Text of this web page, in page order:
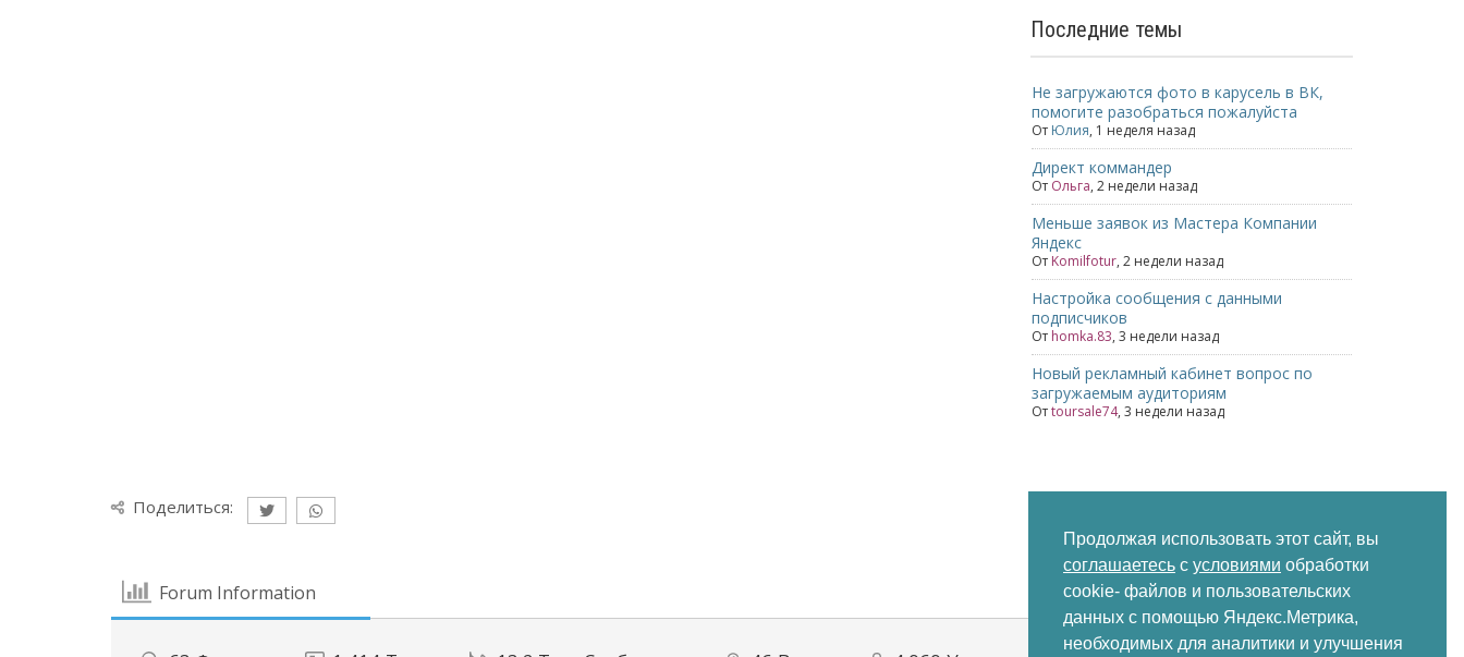
Последние темы
Не загружаются фото в карусель в ВК,
помогите разобраться пожалуйста
От Юлия, 1 неделя назад
Директ коммандер
От Ольга, 2 недели назад
Меньше заявок из Мастера Компании
Яндекс
От Komilfotur, 2 недели назад
Настройка сообщения с данными
подписчиков
От homka.83, 3 недели назад
Новый рекламный кабинет вопрос по
загружаемым аудиториям
Отtoursale74, 3 недели назад
Поделиться:
Forum Information Последние Непрочитанные Метки
Продолжая использовать этот сайт, вы
соглашаетесь с условиями обработки
cookie- файлов и пользовательских
данных с помощью Яндекс.Метрика,
необходимых для аналитики и улучшения